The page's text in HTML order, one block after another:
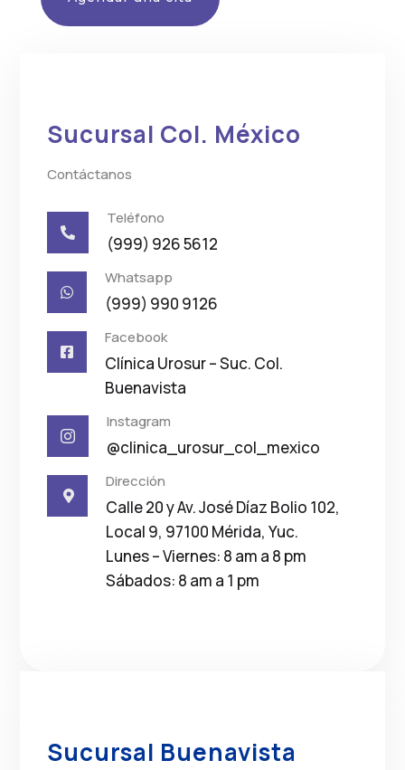
Sucursal Col. México
Contáctanos

Teléfono
(999) 926 5612

Whatsapp
(999) 990 9126

Facebook
Clínica Urosur – Suc. Col.
Buenavista

Instagram
@clinica_urosur_col_mexico

Dirección
Calle 20 y Av. José Díaz Bolio 102,
Local 9, 97100 Mérida, Yuc.
Lunes – Viernes: 8 am a 8 pm
Sábados: 8 am a 1 pm
Sucursal Buenavista